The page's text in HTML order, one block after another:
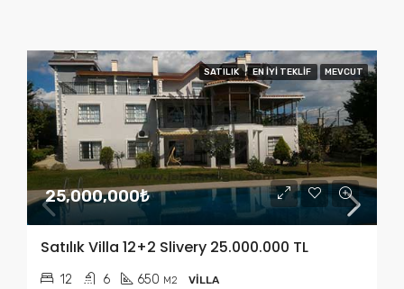
SATILIK EN IYI TEKLIF MEVCUT
25,000,000₺
Satılık Villa 12+2 Slivery 25.000.000 TL
12 6 650 M2 VILLA